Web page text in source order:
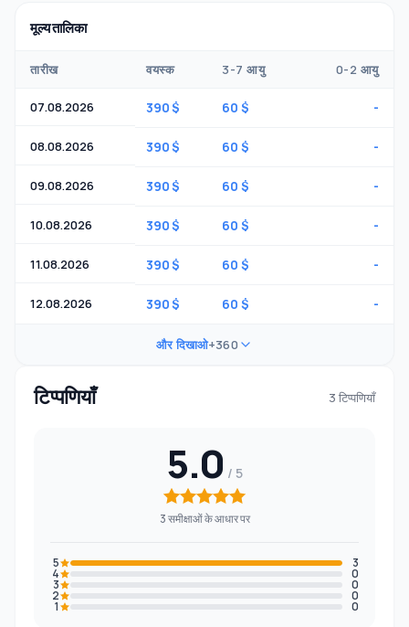
मूल्य तालिका
तारीख वयस्क 3-7 आयु 0-2 आयु
07.08.2026 390 $ 60 $ -
08.08.2026 390 $ 60 $ -
09.08.2026 390 $ 60 $ -
10.08.2026 390 $ 60 $ -
11.08.2026 390 $ 60 $ -
12.08.2026 390 $ 60 $ -
और दिखाओ+360
टिप्पणियाँ 3 टिप्पणियाँ
5.0
3 समीक्षाओं के आधार पर
5 3
4 0
3 0
2 0
1 0